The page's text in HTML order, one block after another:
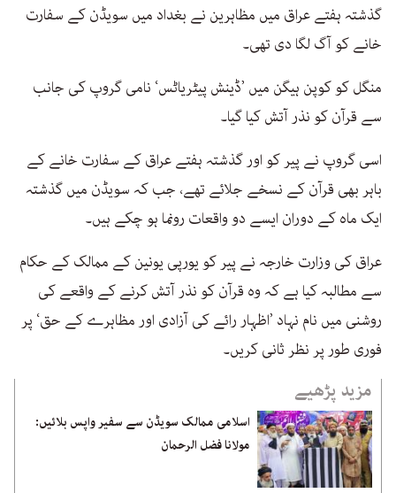
گذشتہ ہفتے عراق میں مظاہرین نے بغداد میں سویڈن کے سفارت
خانے کو آگ لگا دی تھی۔
منگل کو کوپن ہیگن میں ’ڈینش پیٹریاٹس‘ نامی گروپ کی جانب
سے قرآن کو نذر آتش کیا گیا۔
اسی گروپ نے پیر کو اور گذشتہ ہفتے عراق کے سفارت خانے کے
باہر بھی قرآن کے نسخے جلائے تھے، جب کہ سویڈن میں گذشتہ
ایک ماہ کے دوران ایسے دو واقعات رونما ہو چکے ہیں۔
عراق کی وزارت خارجہ نے پیر کو یورپی یونین کے ممالک کے حکام
سے مطالبہ کیا ہے کہ وہ قرآن کو نذر آتش کرنے کے واقعے کی
روشنی میں نام نہاد ’اظہار رائے کی آزادی اور مظاہرے کے حق‘ پر
فوری طور پر نظر ثانی کریں۔
مزید پڑھیے
اسلامی ممالک سویڈن سے سفیر واپس بلائیں:
مولانا فضل الرحمان